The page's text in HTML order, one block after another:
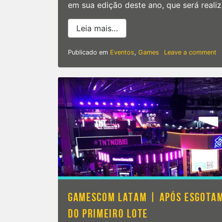
em sua edição deste ano, que será
Leia mais…
Publicado em Eventos, Games Leave a comment
|
a
GAMESCOM LATAM | APÓS
DO PRIMEIRO LOTE